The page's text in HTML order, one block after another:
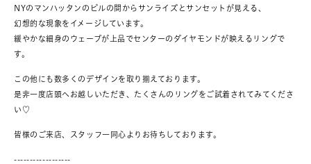
NYのマンハッタンのビルの間からサンライズとサンセットが見える、
幻想的な現象をイメージしています。
緩やかな細身のウェーブが上品でセンターのダイヤモンドが映えるリングで
す。
この他にも数多くのデザインを取り揃えております。
是非一度店頭へお越しいただき、たくさんのリングをご試着されてみてくださ
い♡
皆様のご来店、スタッフ一同心よりお待ちしております。
------------------